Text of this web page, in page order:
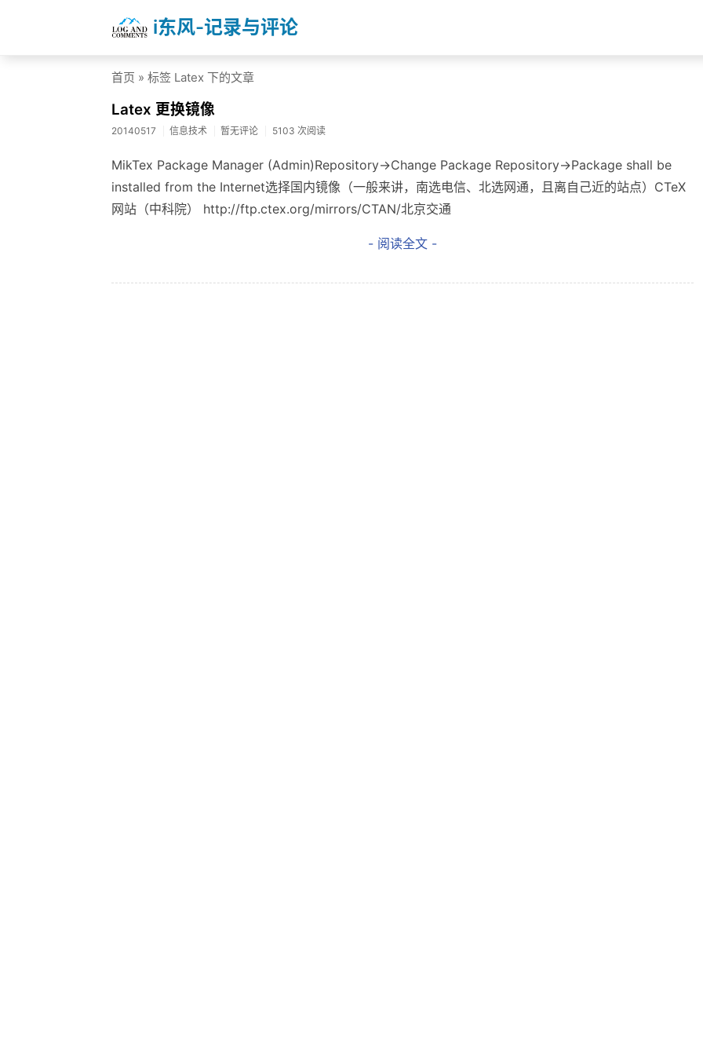
i东风-记录与评论
首页 » 标签 Latex 下的文章
Latex 更换镜像
20140517 信息技术 暂无评论 5103 次阅读
MikTex Package Manager (Admin)Repository->Change Package Repository->Package shall be
installed from the Internet选择国内镜像（一般来讲，南选电信、北选网通，且离自己近的站点）CTeX
网站（中科院） http://ftp.ctex.org/mirrors/CTAN/北京交通
- 阅读全文 -